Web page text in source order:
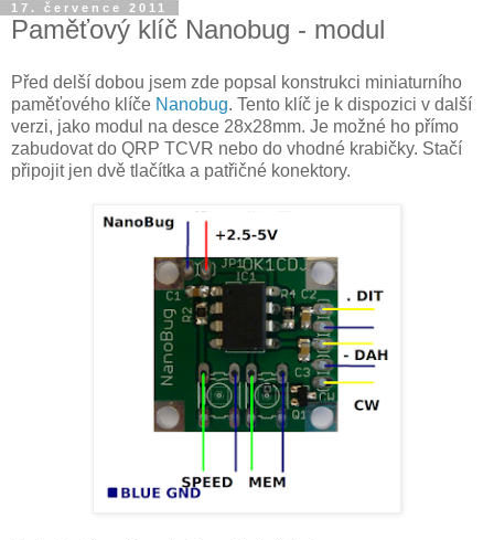
17. července 2011
Paměťový klíč Nanobug - modul
Před delší dobou jsem zde popsal konstrukci miniaturního
paměťového klíče Nanobug. Tento klíč je k dispozici v další
verzi, jako modul na desce 28x28mm. Je možné ho přímo
zabudovat do QRP TCVR nebo do vhodné krabičky. Stačí
připojit jen dvě tlačítka a patřičné konektory.